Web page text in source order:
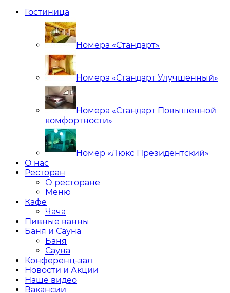
Гостиница
Номера «Стандарт»
Номера «Стандарт Улучшенный»
Номера «Стандарт Повышенной
комфортности»
Номер «Люкс Президентский»
О нас
Ресторан
О ресторане
Меню
Кафе
Чача
Пивные ванны
Баня и Сауна
Баня
Сауна
Конференц-зал
Новости и Акции
Наше видео
Вакансии